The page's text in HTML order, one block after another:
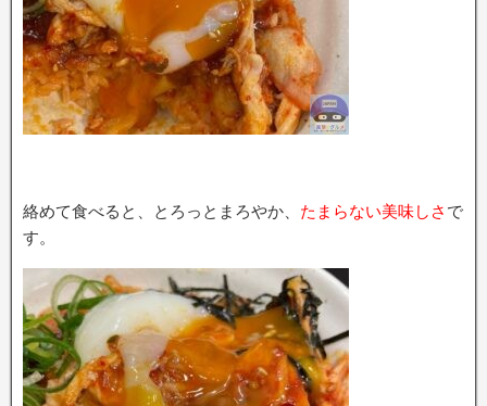
絡めて食べると、とろっとまろやか、 たまらない美味しさ で
す。